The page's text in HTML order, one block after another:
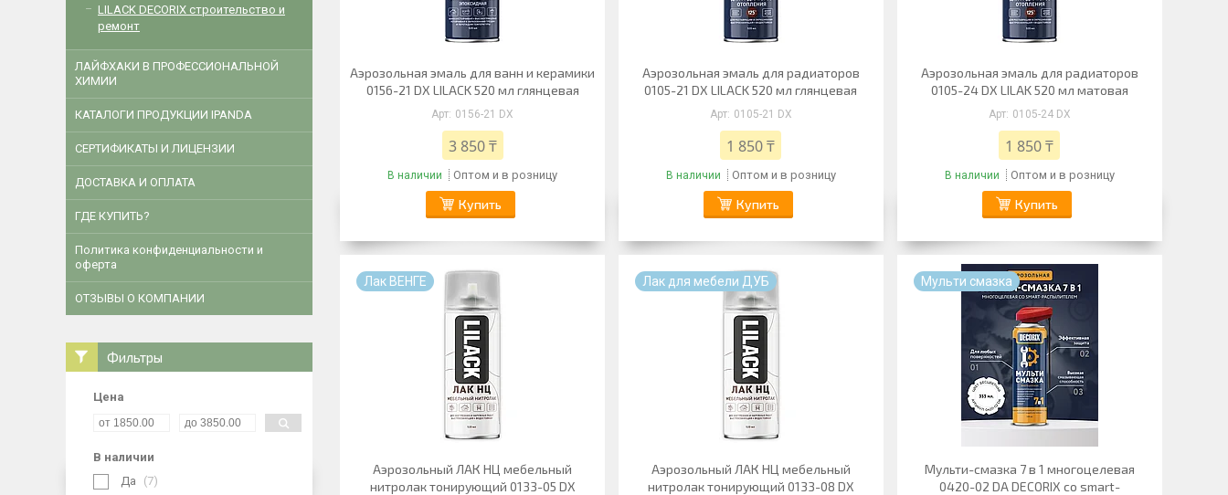
Аэрозольная эмаль для ванн и керамики
0156-21 DX LILACK 520 мл глянцевая
0156-21 DX
3 850 ₸
В наличии Оптом и в розницу
Купить
Аэрозольная эмаль для радиаторов
0105-21 DX LILACK 520 мл глянцевая
0105-21 DX
1 850 ₸
В наличии Оптом и в розницу
Купить
Аэрозольная эмаль для радиаторов
0105-24 DX LILAK 520 мл матовая
0105-24 DX
1 850 ₸
В наличии Оптом и в розницу
Купить
Лак ВЕНГЕ
Аэрозольный ЛАК НЦ мебельный
нитролак тонирующий 0133-05 DX
Лак для мебели ДУБ
Аэрозольный ЛАК НЦ мебельный
нитролак тонирующий 0133-08 DX
Мульти смазка
Мульти-смазка 7 в 1 многоцелевая
0420-02 DA DECORIX со smart-
LILACK DECORIX строительство и
ремонт
ЛАЙФХАКИ В ПРОФЕССИОНАЛЬНОЙ
ХИМИИ
КАТАЛОГИ ПРОДУКЦИИ IPANDA
CЕРТИФИКАТЫ И ЛИЦЕНЗИИ
ДОСТАВКА И ОПЛАТА
ГДЕ КУПИТЬ?
Политика конфиденциальности и
оферта
ОТЗЫВЫ О КОМПАНИИ
Фильтры
Цена
В наличии
Да
7